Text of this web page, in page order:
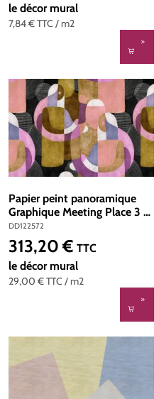
7,84 €TTC / m2
le décor mural
Papier peint panoramique
Graphique Meeting Place 3 -
Référence DD122572 - Intissé
200g/m2 - 400 x 270 cm
DD122572
29,00 €TTC / m2
Prix régulier :
313,20 € TTC
le décor mural